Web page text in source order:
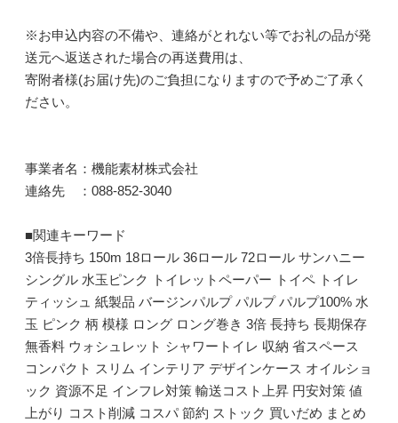
※お申込内容の不備や、連絡がとれない等でお礼の品が発
送元へ返送された場合の再送費用は、
寄附者様(お届け先)のご負担になりますので予めご了承く
ださい。
事業者名：機能素材株式会社
連絡先 ：088-852-3040
■関連キーワード
3倍長持ち 150m 18ロール 36ロール 72ロール サンハニー
シングル 水玉ピンク トイレットペーパー トイペ トイレ
ティッシュ 紙製品 バージンパルプ パルプ パルプ100% 水
玉 ピンク 柄 模様 ロング ロング巻き 3倍 長持ち 長期保存
無香料 ウォシュレット シャワートイレ 収納 省スペース
コンパクト スリム インテリア デザインケース オイルショ
ック 資源不足 インフレ対策 輸送コスト上昇 円安対策 値
上がり コスト削減 コスパ 節約 ストック 買いだめ まとめ